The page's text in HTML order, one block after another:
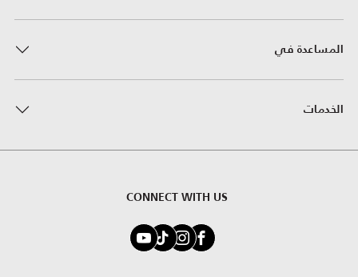
المساعدة في
الخدمات
CONNECT WITH US